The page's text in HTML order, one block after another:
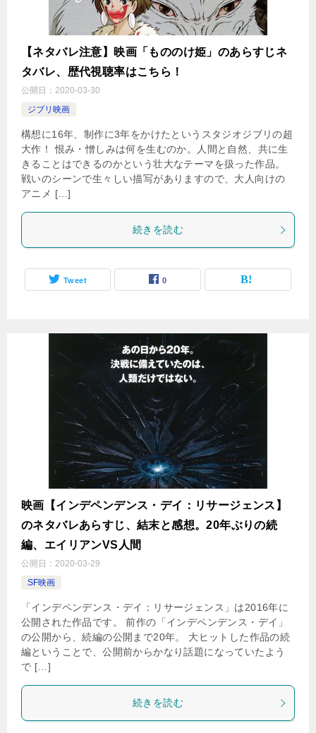
【ネタバレ注意】映画「もののけ姫」のあらすじネ
タバレ、歴代視聴率はこちら！
公開日： 2020-03-30
ジブリ映画
構想に16年、制作に3年をかけたというスタジオジブリの超
大作！ 恨み・憎しみは何を生むのか。人間と自然、共に生
きることはできるのかという壮大なテーマを扱った作品。
戦いのシーンで生々しい描写がありますので、大人向けの
アニメ […]
続きを読む
Tweet 0
映画【インデペンデンス・デイ：リサージェンス】
のネタバレあらすじ、結末と感想。20年ぶりの続
編、エイリアンVS人間
公開日： 2020-03-29
SF映画
「インデペンデンス・デイ：リサージェンス」は2016年に
公開された作品です。 前作の「インデペンデンス・デイ」
の公開から、続編の公開まで20年。 大ヒットした作品の続
編ということで、公開前からかなり話題になっていたよう
で […]
続きを読む